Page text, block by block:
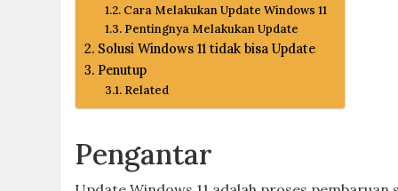
Cara Melakukan Update Windows 11
Pentingnya Melakukan Update
Solusi Windows 11 tidak bisa Update
Penutup
Related
Pengantar